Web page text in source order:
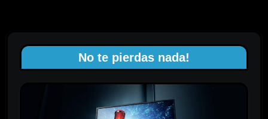
No te pierdas nada!